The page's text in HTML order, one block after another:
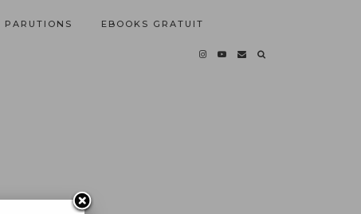
PARUTIONS EBOOKS GRATUIT